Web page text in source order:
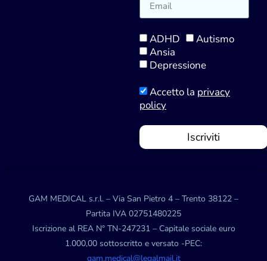
ADHD
Autismo
Ansia
Depressione
Accetto la privacy
policy
Iscriviti
GAM MEDICAL s.r.l. – Via San Pietro 4 – Trento 38122 –
Partita IVA 02751480225
Iscrizione al REA N° TN-247231 – Capitale sociale euro
1.000,00 sottoscritto e versato -PEC:
gam.medical@legalmail.it